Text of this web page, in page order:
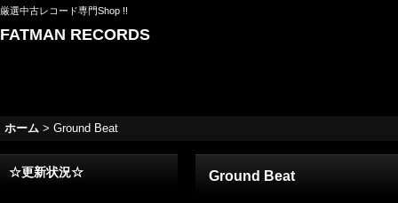
厳選中古レコード専門Shop !!
FATMAN RECORDS
ホーム > Ground Beat
☆更新状況☆ Ground Beat